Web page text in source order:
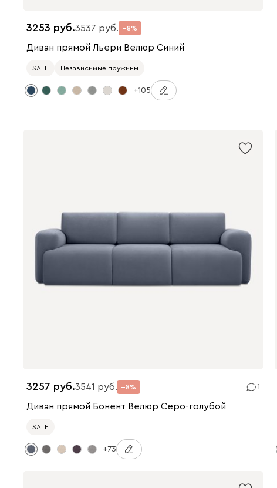
3253 3537 8
Диван прямой Льери Велюр Синий
SALE Независимые пружины
+105
3257 3541 8 1
Диван прямой Бонент Велюр Серо-голубой
SALE
+73